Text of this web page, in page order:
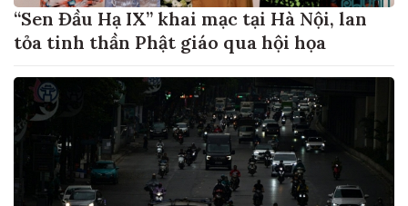
“Sen Đầu Hạ IX” khai mạc tại Hà Nội, lan
tỏa tinh thần Phật giáo qua hội họa